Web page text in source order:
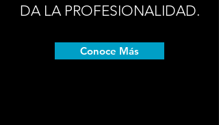
DA LA PROFESIONALIDAD.
Conoce Más